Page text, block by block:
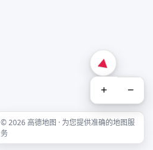
+ −
© 2026 高德地图 · 为您提供准确的地图服
务